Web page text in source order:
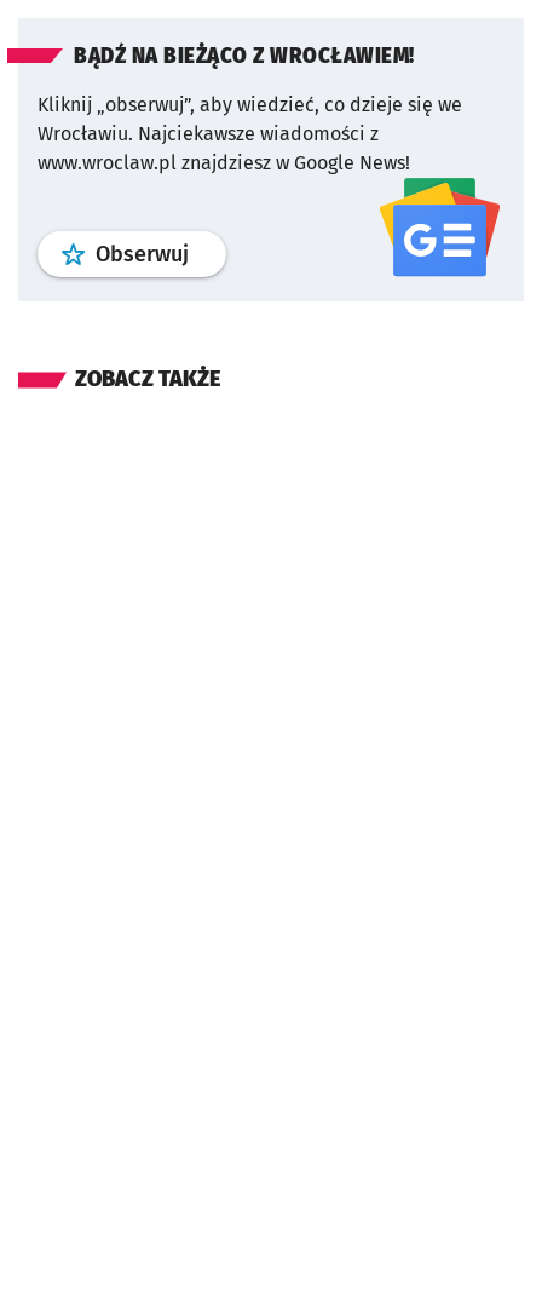
BĄDŹ NA BIEŻĄCO Z WROCŁAWIEM!
Kliknij „obserwuj”, aby wiedzieć, co dzieje się we
Wrocławiu. Najciekawsze wiadomości z
www.wroclaw.pl znajdziesz w Google News!
Obserwuj profil serwisu
ZOBACZ TAKŻE